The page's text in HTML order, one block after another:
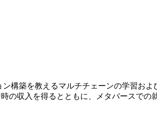
構築を教えるマルチチェーンの学習お
の収入を得るとともに、メタバースでの